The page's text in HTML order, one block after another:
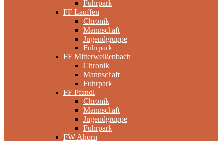
Fuhrpark
FF Lauffen
Chronik
Mannschaft
Jugendgruppe
Fuhrpark
FF Mitterweißenbach
Chronik
Mannschaft
Fuhrpark
FF Pfandl
Chronik
Mannschaft
Jugendgruppe
Fuhrpark
FW Ahorn